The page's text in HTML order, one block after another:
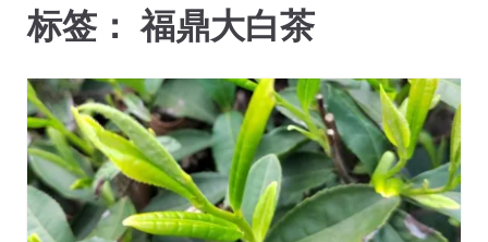
标签：福鼎大白茶